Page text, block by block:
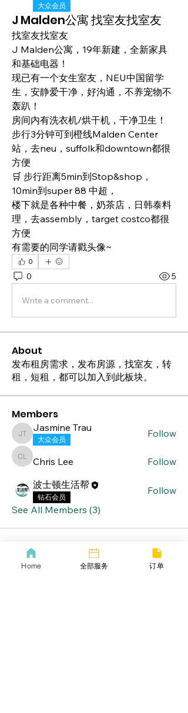
大众会员
J Malden公寓 找室友找室友
找室友找室友
J Malden公寓，19年新建，全新家具
和基础电器！
现已有一个女生室友，NEU中国留学
生，安静爱干净，好沟通，不养宠物不
轰趴！
房间内有洗衣机/烘干机，干净卫生！
步行3分钟可到橙线Malden Center
站，去neu，suffolk和downtown都很
方便
🛒 步行距离5min到Stop&shop，
10min到super 88 中超，
楼下就是各种中餐，奶茶店，日韩泰料
理，去assembly，target costco都很
方便
有需要的同学请戳头像~
0
0 5
Write a comment...
About
发布租房需求，发布房源，找室友，转
租，短租，都可以加入到此板块。
Members
Jasmine Trau
Jasmine Trau
大众会员
Follow
Chris Lee
Chris Lee
Follow
波士顿生活帮
钻石会员
Follow
See All Members (3)
Home 全部服务 订单